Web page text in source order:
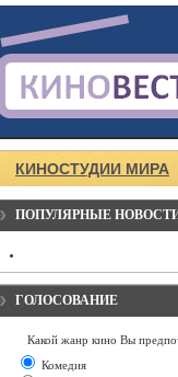
КИНОСТУДИИ МИРА
ПОПУЛЯРНЫЕ
ГОЛОСОВАНИЕ
Какой жанр кино Вы
Комедия